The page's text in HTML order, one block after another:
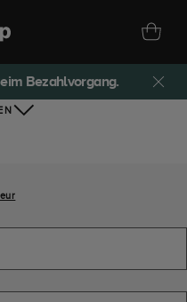
Bezahlvorgang.